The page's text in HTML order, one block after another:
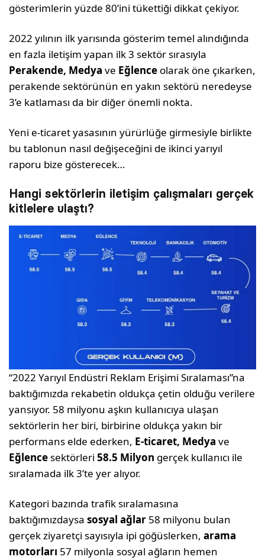
gösterimlerin yüzde 80’ini tükettiği dikkat çekiyor.
2022 yılının ilk yarısında gösterim temel alındığında
en fazla iletişim yapan ilk 3 sektör sırasıyla
Perakende, Medya ve Eğlence olarak öne çıkarken,
perakende sektörünün en yakın sektörü neredeyse
3’e katlaması da bir diğer önemli nokta.
Yeni e-ticaret yasasının yürürlüğe girmesiyle birlikte
bu tablonun nasıl değişeceğini de ikinci yarıyıl
raporu bize gösterecek…
Hangi sektörlerin iletişim çalışmaları gerçek
kitlelere ulaştı?
“2022 Yarıyıl Endüstri Reklam Erişimi Sıralaması”na
baktığımızda rekabetin oldukça çetin olduğu verilere
yansıyor. 58 milyonu aşkın kullanıcıya ulaşan
sektörlerin her biri, birbirine oldukça yakın bir
performans elde ederken, E-ticaret, Medya ve
Eğlencesektörleri58.5 Milyon gerçek kullanıcı ile
sıralamada ilk 3’te yer alıyor.
Kategori bazında trafik sıralamasına
baktığımızdaysasosyal ağlar 58 milyonu bulan
gerçek ziyaretçi sayısıyla ipi göğüslerken,arama
motorları 57 milyonla sosyal ağların hemen